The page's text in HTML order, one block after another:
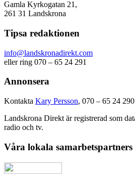
Gamla Kyrkogatan 21,
261 31 Landskrona
Tipsa redaktionen
info@landskronadirekt.com
eller ring 070 – 65 24 291
Annonsera
Kontakta Kary Persson, 070 – 65 24 290
Landskrona Direkt är registrerad som
radio och tv.
Våra lokala samarbetspartners